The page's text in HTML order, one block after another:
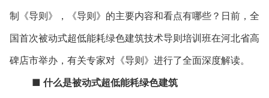
制《导则》，《导则》的主要内容和看点有哪些？日前，全
国首次被动式超低能耗绿色建筑技术导则培训班在河北省高
碑店市举办，有关专家对《导则》进行了全面深度解读。
■什么是被动式超低能耗绿色建筑